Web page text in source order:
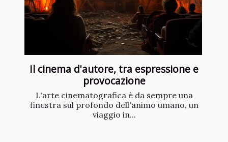
Il cinema d'autore, tra espressione e
provocazione
L'arte cinematografica è da sempre una
finestra sul profondo dell'animo umano, un
viaggio in...